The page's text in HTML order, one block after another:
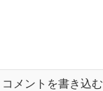
コメントを書き込む